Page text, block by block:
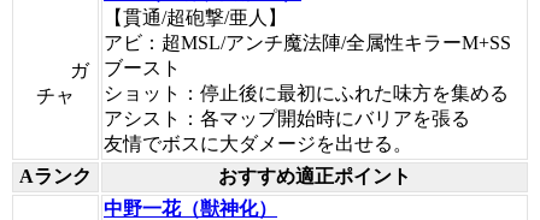
ガ
チャ
【貫通/超砲撃/亜人】
アビ：超MSL/アンチ魔法陣/全属性キラーM+SS
ブースト
ショット：停止後に最初にふれた味方を集める
アシスト：各マップ開始時にバリアを張る
友情でボスに大ダメージを出せる。
Aランク
おすすめ適正ポイント
中野一花（獣神化）